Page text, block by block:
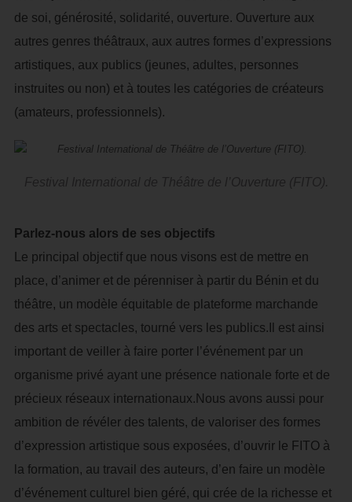
de soi, générosité, solidarité, ouverture. Ouverture aux
autres genres théâtraux, aux autres formes d’expressions
artistiques, aux publics (jeunes, adultes, personnes
instruites ou non) et à toutes les catégories de créateurs
(amateurs, professionnels).
Festival International de Théâtre de l’Ouverture (FITO).
Parlez-nous alors de ses objectifs
Le principal objectif que nous visons est de mettre en
place, d’animer et de pérenniser à partir du Bénin et du
théâtre, un modèle équitable de plateforme marchande
des arts et spectacles, tourné vers les publics.Il est ainsi
important de veiller à faire porter l’événement par un
organisme privé ayant une présence nationale forte et de
précieux réseaux internationaux.Nous avons aussi pour
ambition de révéler des talents, de valoriser des formes
d’expression artistique sous exposées, d’ouvrir le FITO à
la formation, au travail des auteurs, d’en faire un modèle
d’événement culturel bien géré, qui crée de la richesse et